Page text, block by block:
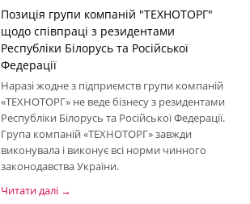
Позиція групи компаній "ТЕХНОТОРГ"
щодо співпраці з резидентами
Республіки Білорусь та Російської
Федерації
Наразі жодне з підприємств групи компаній
«ТЕХНОТОРГ» не веде бізнесу з резидентами
Республіки Білорусь та Російської Федерації.
Група компаній «ТЕХНОТОРГ» завжди
виконувала і виконує всі норми чинного
законодавства України.
Читати далі →